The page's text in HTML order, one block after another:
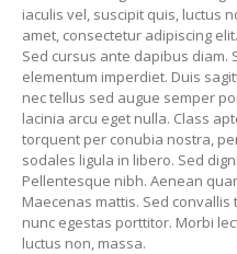
iaculis vel, suscipit quis, luctus
amet, consectetur adipiscing
Sed cursus ante dapibus diam.
elementum imperdiet. Duis
nec tellus sed augue semper
lacinia arcu eget nulla. Class
torquent per conubia nostra,
sodales ligula in libero. Sed
Pellentesque nibh. Aenean
Maecenas mattis. Sed
nunc egestas porttitor. Morbi
luctus non, massa.